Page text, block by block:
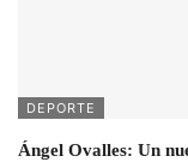
DEPORTE
Ángel Ovalles: Un